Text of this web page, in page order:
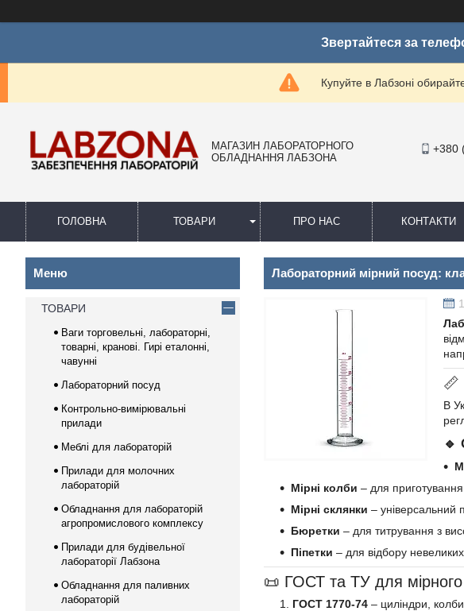
Звертайтеся за
Купуйте в Лабзоні
МАГАЗИН ЛАБОРАТОРНОГО
ОБЛАДНАННЯ ЛАБЗОНА
+380
ГОЛОВНА ТОВАРИ ПРО НАС КОНТАКТИ
Лабораторний мірний посуд:
📏
В
🔹
Мірні колби – для приготування
Мірні склянки – універсальний
Бюретки – для титрування з
Піпетки – для відбору невеликих
📜 ГОСТ та ТУ для мірного
ГОСТ 1770-74 – циліндри, колби
ТОВАРИ
Ваги торговельні, лабораторні,
товарні, кранові. Гирі еталонні,
чавунні
Лабораторний посуд
Контрольно-вимірювальні
прилади
Меблі для лабораторій
Прилади для молочних
лабораторій
Обладнання для лабораторій
агропромислового комплексу
Прилади для будівельної
лабораторії Лабзона
Обладнання для паливних
лабораторій